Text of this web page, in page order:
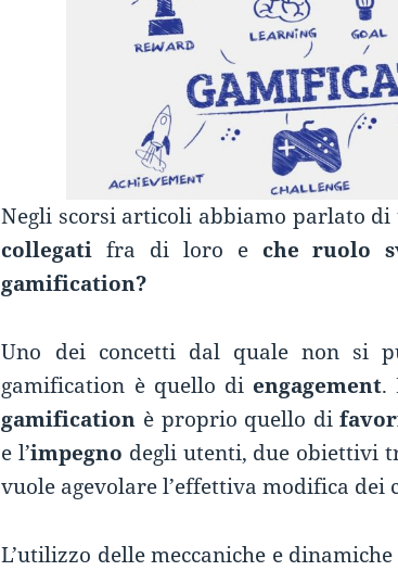
Negli scorsi articoli abbiamo parlato di
collegatifra di loro e che ruolo
gamification?
Uno dei concetti dal quale non si
gamification è quello di engagement.
gamification è proprio quello di
e l’impegno degli utenti, due obiettivi
vuole agevolare l’effettiva modifica dei
L’utilizzo delle meccaniche e